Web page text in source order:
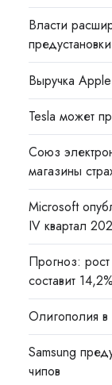
Власти
Выручка
Tesla может
Союз
магазины
Microsoft
IV квартал
Прогноз:
составит 14,2%
Олигополия в
Samsung
чипов